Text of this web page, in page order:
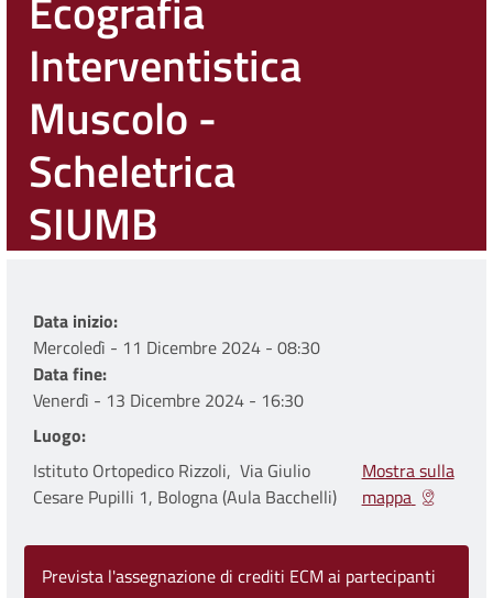
Interventistica
Muscolo -
Scheletrica
SIUMB
Data inizio
Mercoledì - 11 Dicembre 2024 - 08:30
Data fine
Venerdì - 13 Dicembre 2024 - 16:30
Luogo
Istituto Ortopedico Rizzoli, Via Giulio
Cesare Pupilli 1, Bologna (Aula Bacchelli)
Mostra sulla
mappa
Prevista l'assegnazione di crediti ECM ai partecipanti